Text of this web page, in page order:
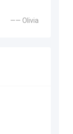
—— Olivia